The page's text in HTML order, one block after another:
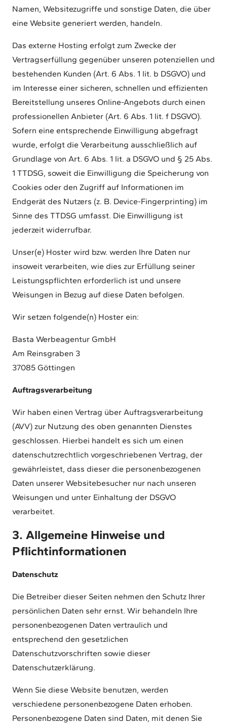
Namen, Websitezugriffe und sonstige Daten, die über
eine Website generiert werden, handeln.
Das externe Hosting erfolgt zum Zwecke der
Vertragserfüllung gegenüber unseren potenziellen und
bestehenden Kunden (Art. 6 Abs. 1 lit. b DSGVO) und
im Interesse einer sicheren, schnellen und effizienten
Bereitstellung unseres Online-Angebots durch einen
professionellen Anbieter (Art. 6 Abs. 1 lit. f DSGVO).
Sofern eine entsprechende Einwilligung abgefragt
wurde, erfolgt die Verarbeitung ausschließlich auf
Grundlage von Art. 6 Abs. 1 lit. a DSGVO und § 25 Abs.
1 TTDSG, soweit die Einwilligung die Speicherung von
Cookies oder den Zugriff auf Informationen im
Endgerät des Nutzers (z. B. Device-Fingerprinting) im
Sinne des TTDSG umfasst. Die Einwilligung ist
jederzeit widerrufbar.
Unser(e) Hoster wird bzw. werden Ihre Daten nur
insoweit verarbeiten, wie dies zur Erfüllung seiner
Leistungspflichten erforderlich ist und unsere
Weisungen in Bezug auf diese Daten befolgen.
Wir setzen folgende(n) Hoster ein:
Basta Werbeagentur GmbH
Am Reinsgraben 3
37085 Göttingen
Auftragsverarbeitung
Wir haben einen Vertrag über Auftragsverarbeitung
(AVV) zur Nutzung des oben genannten Dienstes
geschlossen. Hierbei handelt es sich um einen
datenschutzrechtlich vorgeschriebenen Vertrag, der
gewährleistet, dass dieser die personenbezogenen
Daten unserer Websitebesucher nur nach unseren
Weisungen und unter Einhaltung der DSGVO
verarbeitet.
3. Allgemeine Hinweise und
Pflichtinformationen
Datenschutz
Die Betreiber dieser Seiten nehmen den Schutz Ihrer
persönlichen Daten sehr ernst. Wir behandeln Ihre
personenbezogenen Daten vertraulich und
entsprechend den gesetzlichen
Datenschutzvorschriften sowie dieser
Datenschutzerklärung.
Wenn Sie diese Website benutzen, werden
verschiedene personenbezogene Daten erhoben.
Personenbezogene Daten sind Daten, mit denen Sie